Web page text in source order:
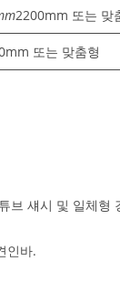
2200mm 또는 맞
또는 맞춤형
브 섀시 및 일체
인바.